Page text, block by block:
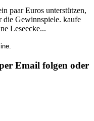
paar Euros unterstützen,
die Gewinnspiele. kaufe
Leseecke...
Email folgen oder